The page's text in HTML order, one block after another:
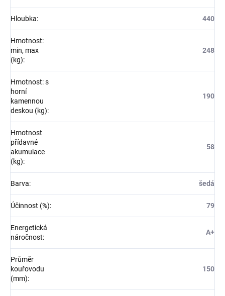
Hloubka: 440
Hmotnost:
min, max
(kg):
248
Hmotnost: s
horní
kamennou
deskou (kg):
190
Hmotnost
přídavné
akumulace
(kg):
58
Barva: šedá
Účinnost (%): 79
Energetická
náročnost:
A+
Průměr
kouřovodu
(mm):
150